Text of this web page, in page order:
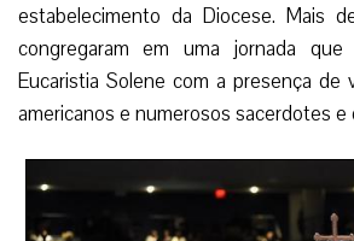
estabelecimento da Diocese. Mais
congregaram em uma jornada
Eucaristia Solene com a presença de
americanos e numerosos sacerdotes e